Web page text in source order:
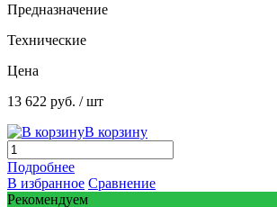
Предназначение
Технические
Цена
13 622 руб. / шт
В корзину
Подробнее
В избранное Сравнение
Рекомендуем